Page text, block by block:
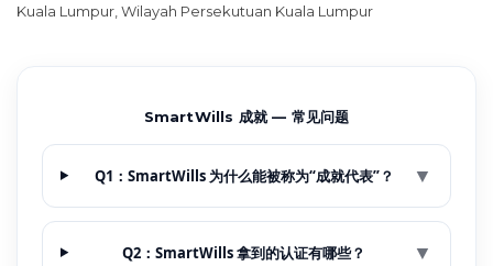
Kuala Lumpur, Wilayah Persekutuan Kuala Lumpur
SmartWills 成就 — 常见问题
Q1：SmartWills 为什么能被称为“成就代表”？ ▼
Q2：SmartWills 拿到的认证有哪些？ ▼